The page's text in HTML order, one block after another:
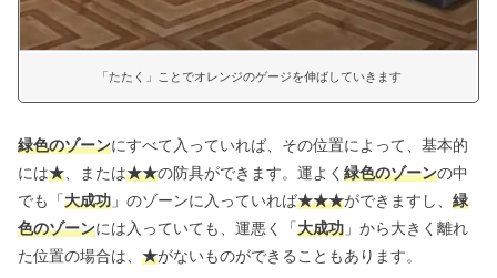
「たたく」ことでオレンジのゲージを伸ばしていきます
緑色のゾーンにすべて入っていれば、その位置によって、基本的
には★ 、または★★の防具ができます。運よく 緑色のゾーンの中
でも「大成功 」のゾーンに入っていれば★★★ができますし、 緑
色のゾーンには入っていても、運悪く「大成功 」から大きく離れ
た位置の場合は、 ★がないものができることもあります。